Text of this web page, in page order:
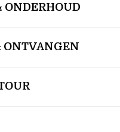
ONDERHOUD
ONTVANGEN